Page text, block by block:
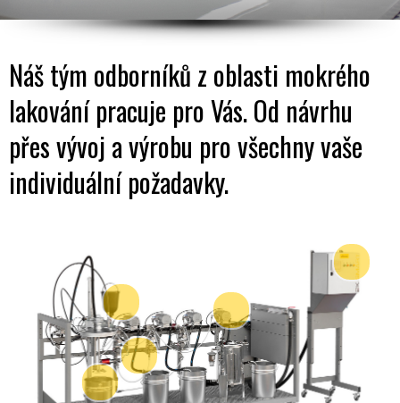
Náš tým odborníků z oblasti mokrého
lakování pracuje pro Vás. Od návrhu
přes vývoj a výrobu pro všechny vaše
individuální požadavky.